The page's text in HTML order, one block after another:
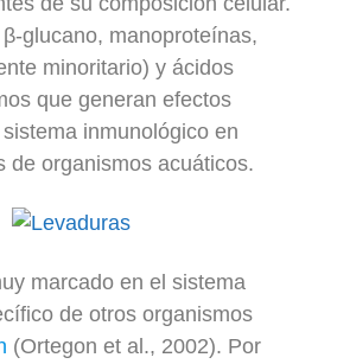
glucano, manoproteínas,
minoritario) y ácidos
que generan efectos
inmunológico en
de organismos acuáticos.
marcado en el sistema
de otros organismos
(Ortegon et al., 2002). Por